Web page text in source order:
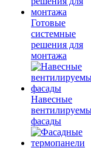
Готовые
системные
решения для
монтажа
Навесные
фасады